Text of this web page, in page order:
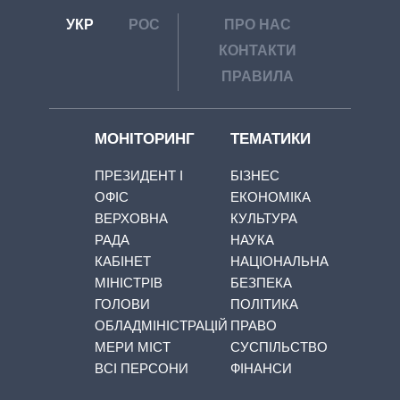
УКР РОС
ПРО НАС
КОНТАКТИ
ПРАВИЛА
МОНІТОРИНГ
ПРЕЗИДЕНТ І
ОФІС
ВЕРХОВНА
РАДА
КАБІНЕТ
МІНІСТРІВ
ГОЛОВИ
ОБЛАДМІНІСТРАЦІЙ
МЕРИ МІСТ
ВСІ ПЕРСОНИ
ТЕМАТИКИ
БІЗНЕС
ЕКОНОМІКА
КУЛЬТУРА
НАУКА
НАЦІОНАЛЬНА
БЕЗПЕКА
ПОЛІТИКА
ПРАВО
СУСПІЛЬСТВО
ФІНАНСИ